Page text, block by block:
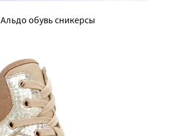
Альдо обувь сникерсы